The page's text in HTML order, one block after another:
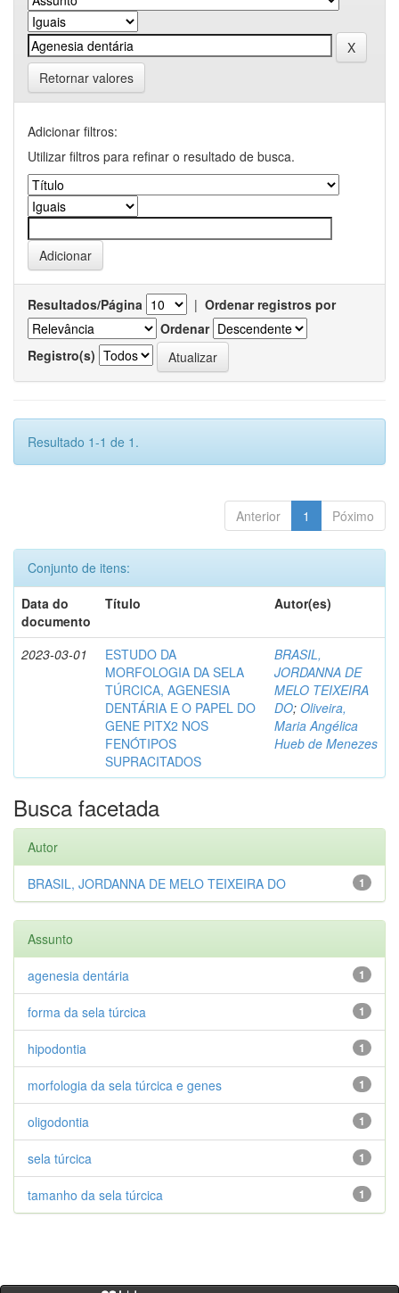
Retornar valores
Adicionar filtros:
Utilizar filtros para refinar o resultado de busca.
Resultados/Página | Ordenar registros por
Ordenar
Registro(s)
Resultado 1-1 de 1.
Anterior 1 Póximo
Conjunto de itens:
Data do
documento
Título Autor(es)
2023-03-01
ESTUDO DA
MORFOLOGIA DA SELA
TÚRCICA, AGENESIA
DENTÁRIA E O PAPEL DO
GENE PITX2 NOS
FENÓTIPOS
SUPRACITADOS
BRASIL,
JORDANNA DE
MELO TEIXEIRA
DO; Oliveira,
Maria Angélica
Hueb de Menezes
Busca facetada
Autor
1
BRASIL, JORDANNA DE MELO TEIXEIRA DO
Assunto
1
agenesia dentária
1
forma da sela túrcica
1
hipodontia
1
morfologia da sela túrcica e genes
1
oligodontia
1
sela túrcica
1
tamanho da sela túrcica